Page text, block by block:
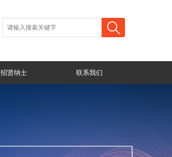
招贤纳士 联系我们